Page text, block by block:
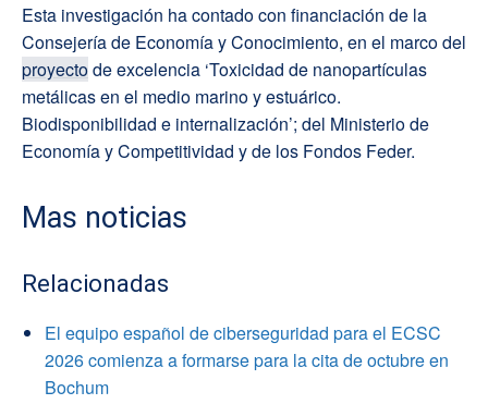
Esta investigación ha contado con financiación de la
Consejería de Economía y Conocimiento, en el marco del
proyectode excelencia ‘Toxicidad de nanopartículas
metálicas en el medio marino y estuárico.
Biodisponibilidad e internalización’; del Ministerio de
Economía y Competitividad y de los Fondos Feder.
Mas noticias
Relacionadas
El equipo español de ciberseguridad para el ECSC
2026 comienza a formarse para la cita de octubre en
Bochum